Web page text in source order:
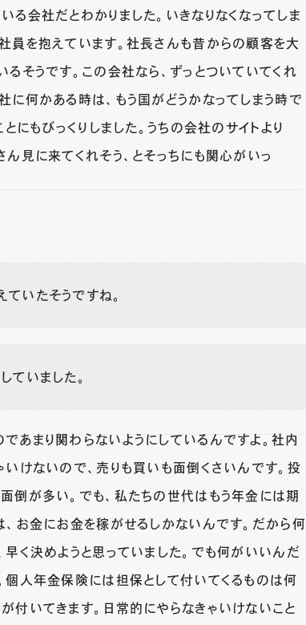
る会社だとわかりました。いきなりなくなってしま
員を抱えています。社長さんも昔からの顧客を大
るそうです。この会社なら、ずっとついていてくれ
に何かある時は、もう国がどうかなってしまう時で
とにもびっくりしました。うちの会社のサイトより
見に来てくれそう、とそっちにも関心がいっ
ていたそうですね。
ていました。
あまり関わらないようにしているんですよ。社内
いけないので、売りも買いも面倒くさいんです。投
倒が多い。でも、私たちの世代はもう年金には期
、お金にお金を稼がせるしかないんです。だから何
早く決めようと思っていました。でも何がいいんだ
個人年金保険には担保として付いてくるものは何
付いてきます。日常的にやらなきゃいけないこと